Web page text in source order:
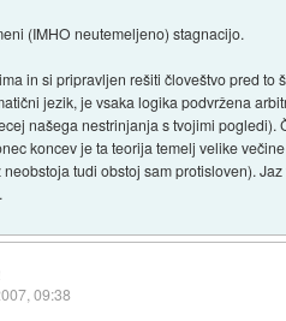
(IMHO neutemeljeno) stagnacijo.
in si pripravljen rešiti človeštvo pred
jezik, je vsaka logika podvržena
našega nestrinjanja s tvojimi
koncev je ta teorija temelj velike
tudi obstoj sam protisloven).
09:38